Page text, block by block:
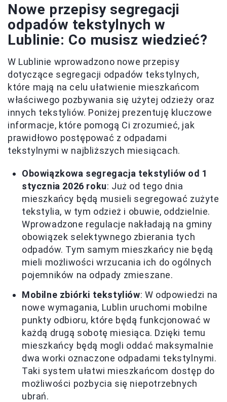
Nowe przepisy segregacji
odpadów tekstylnych w
Lublinie: Co musisz wiedzieć?
W Lublinie wprowadzono nowe przepisy
dotyczące segregacji odpadów tekstylnych,
które mają na celu ułatwienie mieszkańcom
właściwego pozbywania się użytej odzieży oraz
innych tekstyliów. Poniżej prezentuję kluczowe
informacje, które pomogą Ci zrozumieć, jak
prawidłowo postępować z odpadami
tekstylnymi w najbliższych miesiącach.
Obowiązkowa segregacja tekstyliów od 1
stycznia 2026 roku: Już od tego dnia
mieszkańcy będą musieli segregować zużyte
tekstylia, w tym odzież i obuwie, oddzielnie.
Wprowadzone regulacje nakładają na gminy
obowiązek selektywnego zbierania tych
odpadów. Tym samym mieszkańcy nie będą
mieli możliwości wrzucania ich do ogólnych
pojemników na odpady zmieszane.
Mobilne zbiórki tekstyliów: W odpowiedzi na
nowe wymagania, Lublin uruchomi mobilne
punkty odbioru, które będą funkcjonować w
każdą drugą sobotę miesiąca. Dzięki temu
mieszkańcy będą mogli oddać maksymalnie
dwa worki oznaczone odpadami tekstylnymi.
Taki system ułatwi mieszkańcom dostęp do
możliwości pozbycia się niepotrzebnych
ubrań.